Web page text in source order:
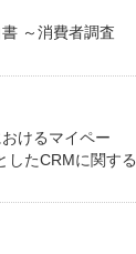
～消費者調査
けるマイペー
したCRMに関する